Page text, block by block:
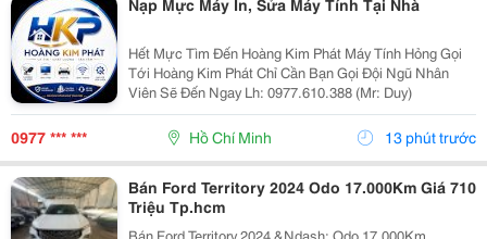
Nạp Mực Máy In, Sửa Máy Tính Tại Nhà
Hết Mực Tìm Đến Hoàng Kim Phát Máy Tính Hỏng Gọi
Tới Hoàng Kim Phát Chỉ Cần Bạn Gọi Đội Ngũ Nhân
Viên Sẽ Đến Ngay Lh: 0977.610.388 (Mr: Duy)
0977 *** *** Hồ Chí Minh 13 phút trước
Bán Ford Territory 2024 Odo 17.000Km Giá 710
Triệu Tp.hcm
Bán Ford Territory 2024 &Ndash; Odo 17.000Km